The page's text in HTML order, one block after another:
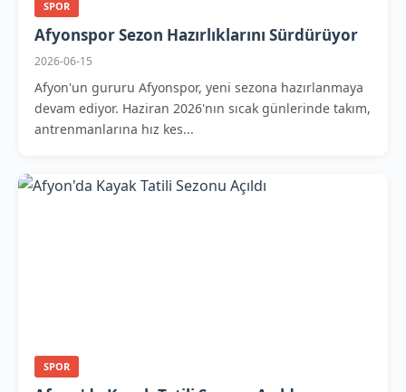
SPOR
Afyonspor Sezon Hazırlıklarını Sürdürüyor
2026-06-15
Afyon'un gururu Afyonspor, yeni sezona hazırlanmaya
devam ediyor. Haziran 2026'nın sıcak günlerinde takım,
antrenmanlarına hız kes...
SPOR